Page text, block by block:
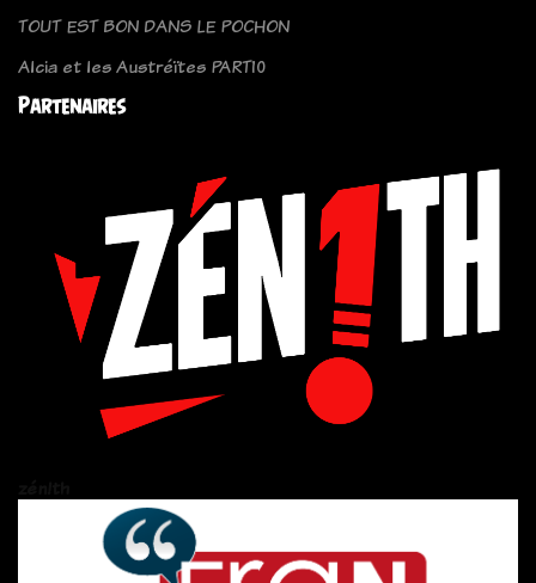
TOUT EST BON DANS LE POCHON
Alcia et les Austréïtes PART10
Partenaires